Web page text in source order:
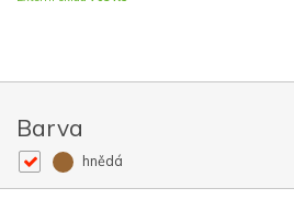
Barva
hnědá